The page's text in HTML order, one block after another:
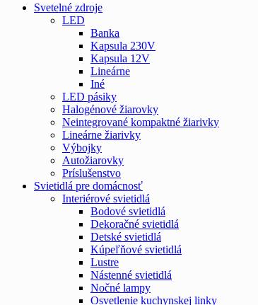
Svetelné zdroje
LED
Banka
Kapsula 230V
Kapsula 12V
Lineárne
Iné
LED pásiky
Halogénové žiarovky
Neintegrované kompaktné žiarivky
Lineárne žiarivky
Výbojky
Autožiarovky
Príslušenstvo
Svietidlá pre domácnosť
Interiérové svietidlá
Bodové svietidlá
Dekoračné svietidlá
Detské svietidlá
Kúpeľňové svietidlá
Lustre
Nástenné svietidlá
Nočné lampy
Osvetlenie kuchynskej linky